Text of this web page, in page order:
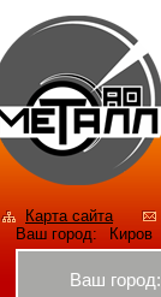
Карта сайта
Ваш город:
Киров
Ваш город: